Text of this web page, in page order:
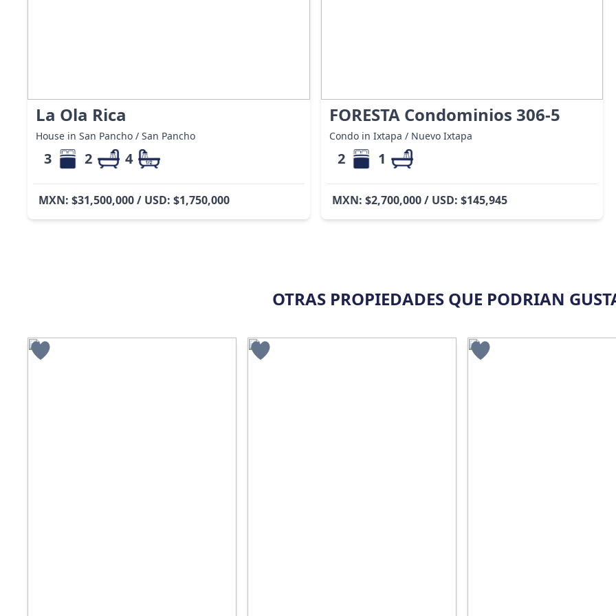
La Ola Rica
House in San Pancho / San Pancho
3 2 4
MXN: $31,500,000 / USD: $1,750,000
FORESTA Condominios 306-5
Condo in Ixtapa / Nuevo Ixtapa
2 1
MXN: $2,700,000 / USD: $145,945
OTRAS PROPIEDADES QUE PODRIAN